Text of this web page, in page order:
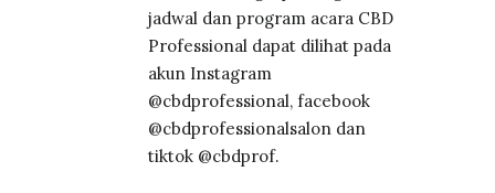
jadwal dan program acara CBD
Professional dapat dilihat pada
akun Instagram
@cbdprofessional, facebook
@cbdprofessionalsalon dan
tiktok @cbdprof.